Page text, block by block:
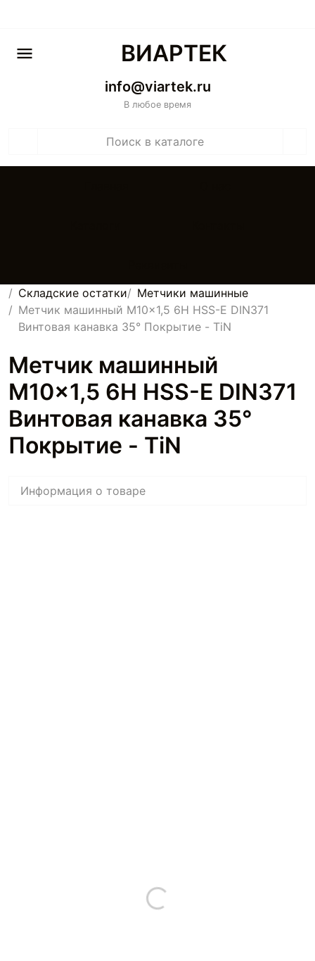
ВИАРТЕК
info@viartek.ru
В любое время
Складские остатки
Метчики машинные
Метчик машинный M10x1,5 6H HSS-E DIN371
Винтовая канавка 35° Покрытие - TiN
Метчик машинный
M10x1,5 6H HSS-E DIN371
Винтовая канавка 35°
Покрытие - TiN
Информация о товаре